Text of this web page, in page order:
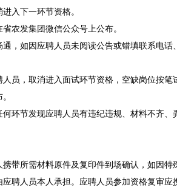
入下一环节资格。
发集团微信公众号上公布。
如因应聘人员未阅读公告或错填联系电话
，取消进入面试环节资格，空缺岗位按笔
节发现应聘人员有违纪违规、材料不齐、
所需材料原件及复印件到场确认，如因特
聘人员本人承担。应聘人员参加资格复审